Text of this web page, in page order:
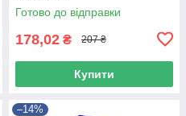
Готово до відправки
178,02 ₴ 207 ₴
Купити
–14%